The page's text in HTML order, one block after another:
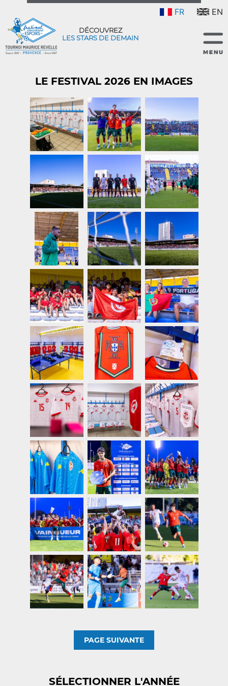
FR EN
DÉCOUVREZ
LES STARS DE DEMAIN
LE FESTIVAL 2026 EN IMAGES
PAGE SUIVANTE
SÉLECTIONNER L'ANNÉE